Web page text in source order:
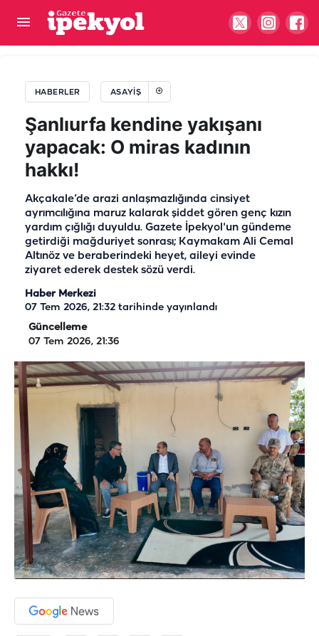
HABERLER ASAYIŞ
Şanlıurfa kendine yakışanı
yapacak: O miras kadının
hakkı!
Akçakale’de arazi anlaşmazlığında cinsiyet
ayrımcılığına maruz kalarak şiddet gören genç kızın
yardım çığlığı duyuldu. Gazete İpekyol'un gündeme
getirdiği mağduriyet sonrası; Kaymakam Ali Cemal
Altınöz ve beraberindeki heyet, aileyi evinde
ziyaret ederek destek sözü verdi.
Haber Merkezi
07 Tem 2026, 21:32 tarihinde yayınlandı
Güncelleme
07 Tem 2026, 21:36
Şanlıurfa’da faciadan dönüldü! Eşekten kaçarken